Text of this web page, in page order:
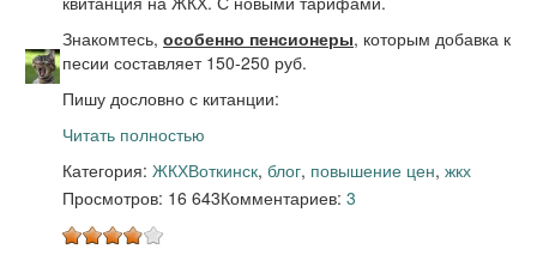
Знакомтесь, особенно пенсионеры, которым добавка к
песии составляет 150-250 руб.
Пишу дословно с китанции:
Читать полностью
Категория: ЖКХВоткинск, блог, повышение цен, жкх
Просмотров: 16 643Комментариев: 3